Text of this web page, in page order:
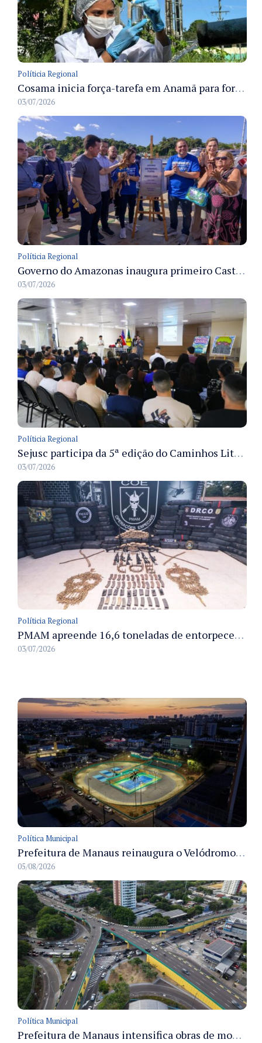
Políticia Regional
Cosama inicia força-tarefa em Anamã para fortalecer abastecimento de água e segurança hídrica da população
03/07/2026
Políticia Regional
Governo do Amazonas inaugura primeiro Castramóvel Fluvial para atendimento veterinário às comunidades ribeirinhas e castração gratuita
03/07/2026
Políticia Regional
Sejusc participa da 5ª edição do Caminhos Literários com foco na cultura hip-hop nas unidades socioeducativas
03/07/2026
Políticia Regional
PMAM apreende 16,6 toneladas de entorpecentes e registra aumento nas prisões em flagrante e nas capturas de foragidos no primeiro semestre de 2026
03/07/2026
Política Municipal
Prefeitura de Manaus reinaugura o Velódromo Professora Alzira Campos e entrega espaço esportivo totalmente revitalizado
05/08/2026
Política Municipal
Prefeitura de Manaus intensifica obras de modernização no viaduto Miguel Arraes para ampliar segurança e acessibilidade na região